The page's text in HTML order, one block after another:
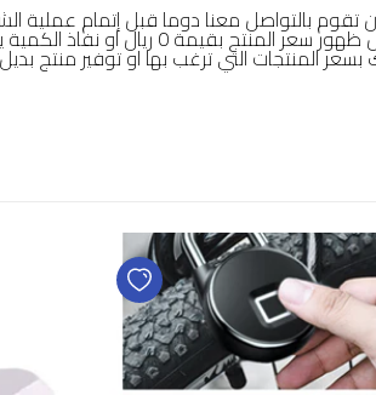
تقوم بالتواصل معنا دوما قبل إتمام عملية
في حال ظهور سعر المنتج
المنتجات التي ترغب بها او توفير منتج